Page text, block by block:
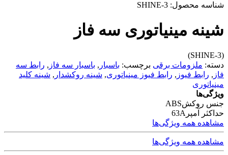
شناسه محصول: SHINE-3
شینه مینیاتوری سه فاز
(SHINE-3)
دسته: ملزومات برقی برچسب: باسبار , باسبار سه فاز , رابط سه
فاز , رابط فیوز , رابط فیوز مینیاتوری, شینه روکشدار , شینه کلید
مینیاتوری
ویژگی‌ها
جنس روکشABS
حداکثر آمپر 63A
مشاهده همه ویژگی‌ها
مشاهده همه ویژگی‌ها